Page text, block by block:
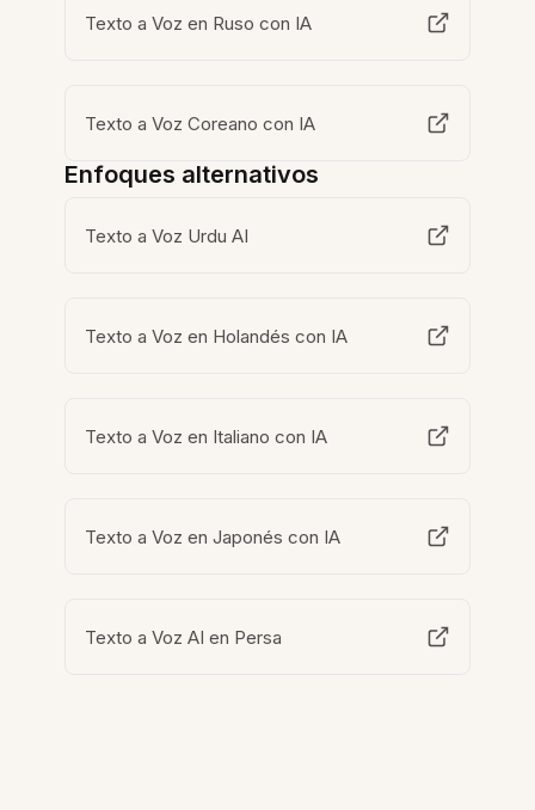
Texto a Voz en Ruso con IA
Texto a Voz Coreano con IA
Enfoques alternativos
Texto a Voz Urdu AI
Texto a Voz en Holandés con IA
Texto a Voz en Italiano con IA
Texto a Voz en Japonés con IA
Texto a Voz AI en Persa